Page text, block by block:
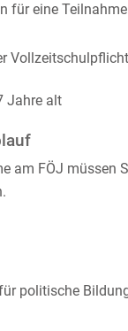
für eine
Jahre alt
am FÖJ müssen
politische